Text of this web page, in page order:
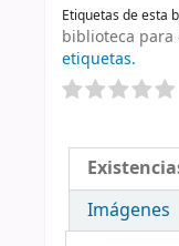
Etiquetas de esta
biblioteca para
etiquetas.
Imágenes